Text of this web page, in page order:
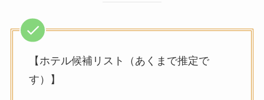
【ホテル候補リスト（あくまで推定で
す）】